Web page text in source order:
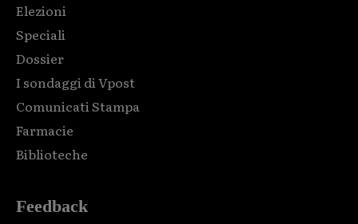
Elezioni
Speciali
Dossier
I sondaggi di Vpost
Comunicati Stampa
Farmacie
Biblioteche
Feedback